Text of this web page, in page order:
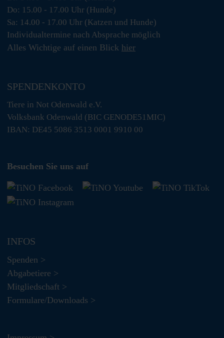
Do: 15.00 - 17.00 Uhr (Hunde)
Sa: 14.00 - 17.00 Uhr (Katzen und Hunde)
Individualtermine nach Absprache möglich
Alles Wichtige auf einen Blick hier
SPENDENKONTO
Tiere in Not Odenwald e.V.
Volksbank Odenwald (BIC GENODE51MIC)
IBAN: DE45 5086 3513 0001 9910 00
Besuchen Sie uns auf
INFOS
Spenden >
Abgabetiere >
Mitgliedschaft >
Formulare/Downloads >